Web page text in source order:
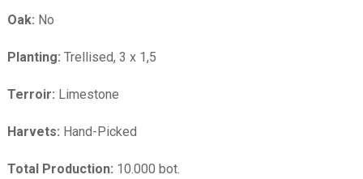
Oak: No
Planting: Trellised, 3 x 1,5
Terroir: Limestone
Harvets: Hand-Picked
Total Production: 10.000 bot.